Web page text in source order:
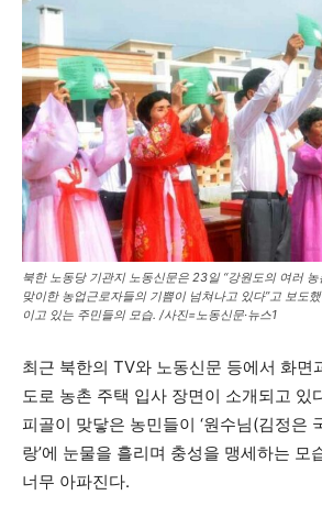
북한 노동당 기관지 노동신문은 23일 “강원도의 여러
맞이한 농업근로자들의 기쁨이 넘쳐나고 있다”고 보도
이고 있는 주민들의 모습. /사진=노동신문·뉴스1
최근 북한의 TV와 노동신문 등에서 화면
도로 농촌 주택 입사 장면이 소개되고 있
피골이 맞닿은 농민들이 ‘원수님(김정은
랑’에 눈물을 흘리며 충성을 맹세하는 모
너무 아파진다.